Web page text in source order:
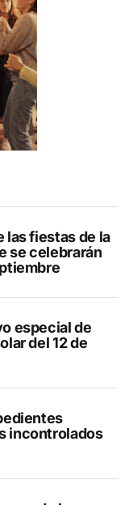
las fiestas de la
se celebrarán
especial de
del 12 de
incontrolados